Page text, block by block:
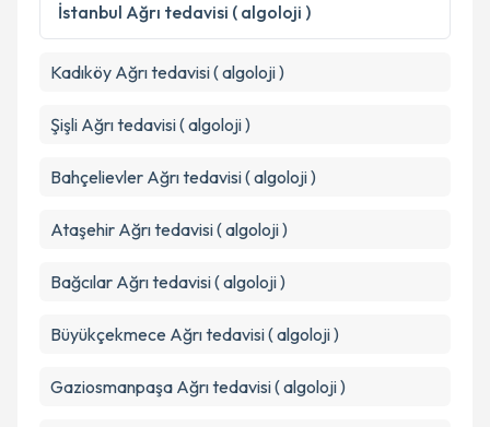
İstanbul Ağrı tedavisi ( algoloji )
Kadıköy Ağrı tedavisi ( algoloji )
Şişli Ağrı tedavisi ( algoloji )
Bahçelievler Ağrı tedavisi ( algoloji )
Ataşehir Ağrı tedavisi ( algoloji )
Bağcılar Ağrı tedavisi ( algoloji )
Büyükçekmece Ağrı tedavisi ( algoloji )
Gaziosmanpaşa Ağrı tedavisi ( algoloji )